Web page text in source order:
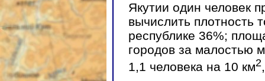
Якутии один человек
вычислить плотность
республике 36%;
городов за малостью
1,1 человека на 10 км2